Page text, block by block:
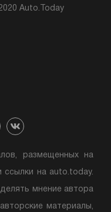
Auto.Today
размещенных на
ссылки на auto.today.
мнение автора
материалы,